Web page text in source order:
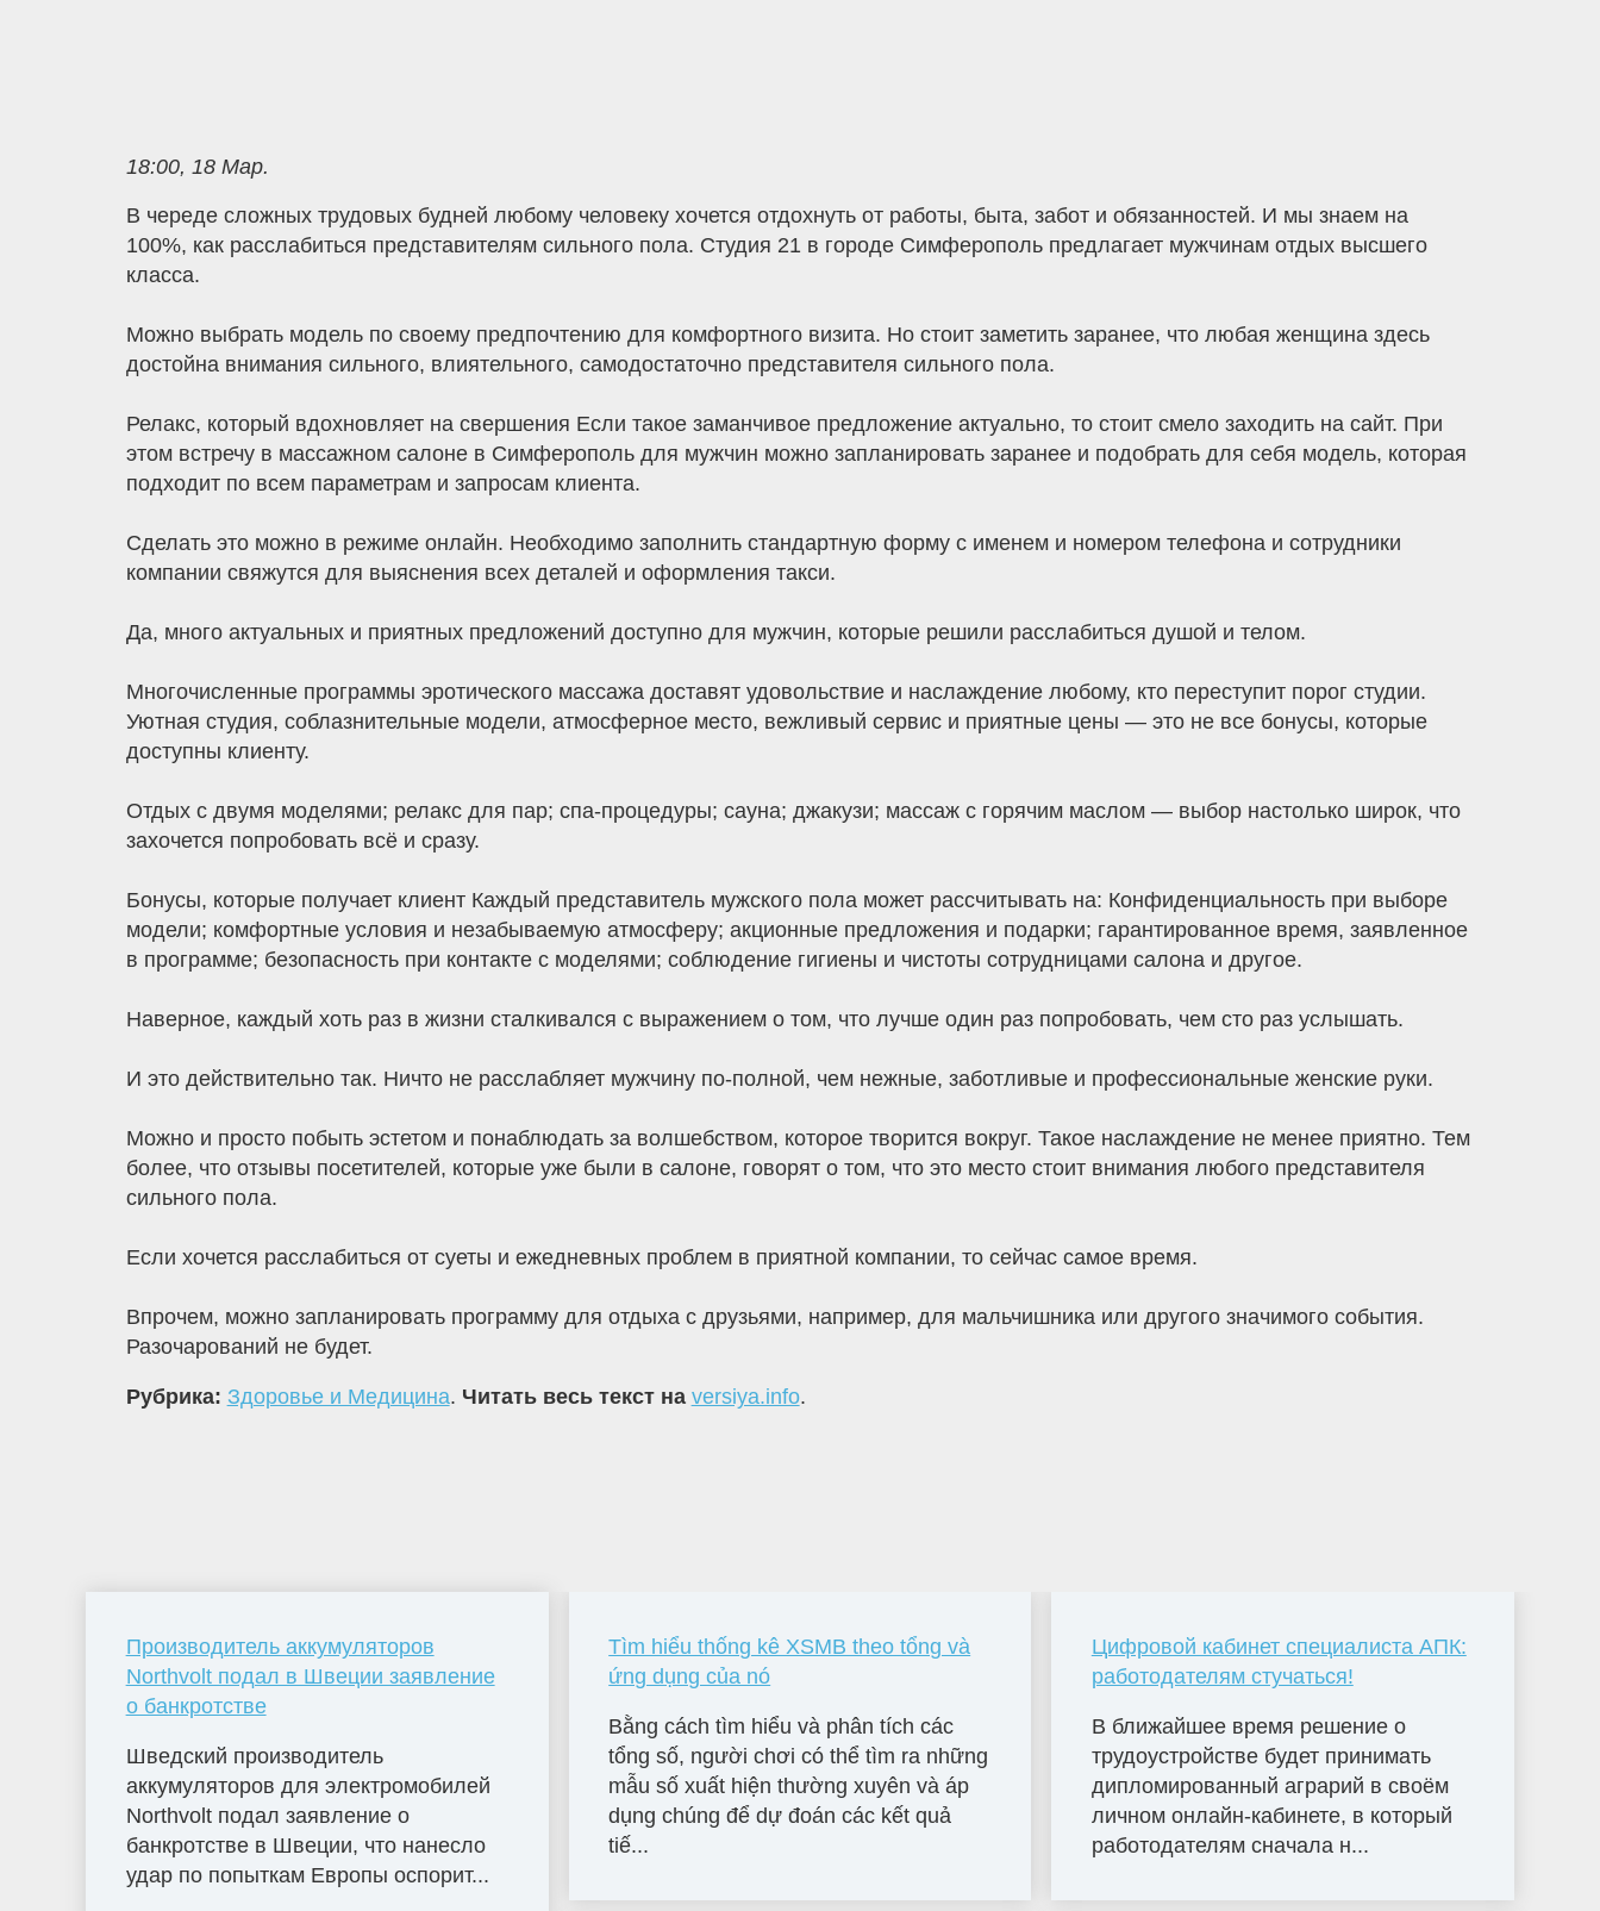
18:00, 18 Мар.
В череде сложных трудовых будней любому человеку хочется отдохнуть от работы, быта, забот и обязанностей. И мы знаем на
100%, как расслабиться представителям сильного пола. Студия 21 в городе Симферополь предлагает мужчинам отдых высшего
класса.
Можно выбрать модель по своему предпочтению для комфортного визита. Но стоит заметить заранее, что любая женщина здесь
достойна внимания сильного, влиятельного, самодостаточно представителя сильного пола.
Релакс, который вдохновляет на свершения Если такое заманчивое предложение актуально, то стоит смело заходить на сайт. При
этом встречу в массажном салоне в Симферополь для мужчин можно запланировать заранее и подобрать для себя модель, которая
подходит по всем параметрам и запросам клиента.
Сделать это можно в режиме онлайн. Необходимо заполнить стандартную форму с именем и номером телефона и сотрудники
компании свяжутся для выяснения всех деталей и оформления такси.
Да, много актуальных и приятных предложений доступно для мужчин, которые решили расслабиться душой и телом.
Многочисленные программы эротического массажа доставят удовольствие и наслаждение любому, кто переступит порог студии.
Уютная студия, соблазнительные модели, атмосферное место, вежливый сервис и приятные цены — это не все бонусы, которые
доступны клиенту.
Отдых с двумя моделями; релакс для пар; спа-процедуры; сауна; джакузи; массаж с горячим маслом — выбор настолько широк, что
захочется попробовать всё и сразу.
Бонусы, которые получает клиент Каждый представитель мужского пола может рассчитывать на: Конфиденциальность при выборе
модели; комфортные условия и незабываемую атмосферу; акционные предложения и подарки; гарантированное время, заявленное
в программе; безопасность при контакте с моделями; соблюдение гигиены и чистоты сотрудницами салона и другое.
Наверное, каждый хоть раз в жизни сталкивался с выражением о том, что лучше один раз попробовать, чем сто раз услышать.
И это действительно так. Ничто не расслабляет мужчину по-полной, чем нежные, заботливые и профессиональные женские руки.
Можно и просто побыть эстетом и понаблюдать за волшебством, которое творится вокруг. Такое наслаждение не менее приятно. Тем
более, что отзывы посетителей, которые уже были в салоне, говорят о том, что это место стоит внимания любого представителя
сильного пола.
Если хочется расслабиться от суеты и ежедневных проблем в приятной компании, то сейчас самое время.
Впрочем, можно запланировать программу для отдыха с друзьями, например, для мальчишника или другого значимого события.
Разочарований не будет.
Рубрика: Здоровье и Медицина. Читать весь текст на versiya.info.
Производитель аккумуляторов
Northvolt подал в Швеции заявление
о банкротстве
Шведский производитель
аккумуляторов для электромобилей
Northvolt подал заявление о
банкротстве в Швеции, что нанесло
удар по попыткам Европы оспорит...
Tìm hiểu thống kê XSMB theo tổng và
ứng dụng của nó
Bằng cách tìm hiểu và phân tích các
tổng số, người chơi có thể tìm ra những
mẫu số xuất hiện thường xuyên và áp
dụng chúng để dự đoán các kết quả
tiế...
Цифровой кабинет специалиста АПК:
работодателям стучаться!
В ближайшее время решение о
трудоустройстве будет принимать
дипломированный аграрий в своём
личном онлайн-кабинете, в который
работодателям сначала н...